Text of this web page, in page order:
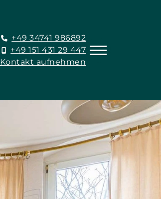
+49 34741 986892
+49 151 431 29 447
Kontakt aufnehmen